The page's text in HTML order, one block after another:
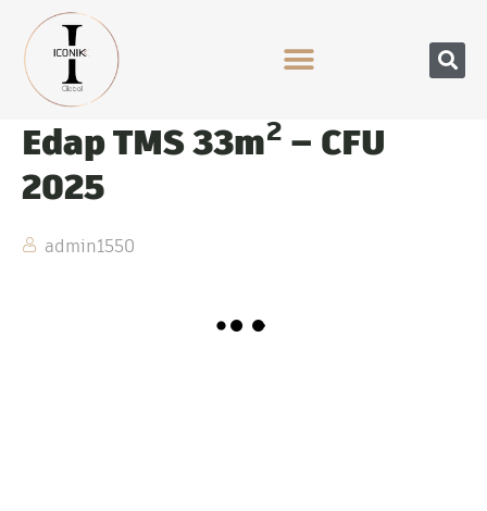
Edap TMS 33m² – CFU
2025
admin1550